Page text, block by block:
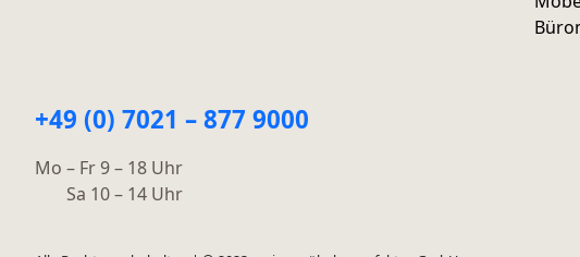
+49 (0) 7021 – 877 9000
Mo – Fr 9 – 18 Uhr
Sa 10 – 14 Uhr